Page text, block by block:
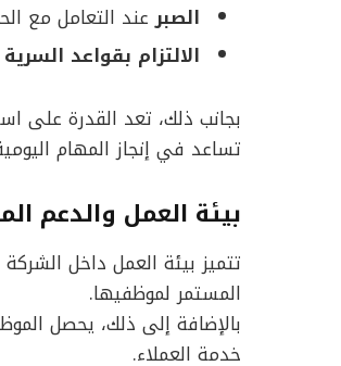
الصبرعند التعامل مع
الالتزام بقواعد السرية
تساعد في إنجاز المهام
بيئة العمل والدعم
تتميز بيئة العمل داخل
المستمر لموظفيها.
بالإضافة إلى ذلك، يحصل
خدمة العملاء.